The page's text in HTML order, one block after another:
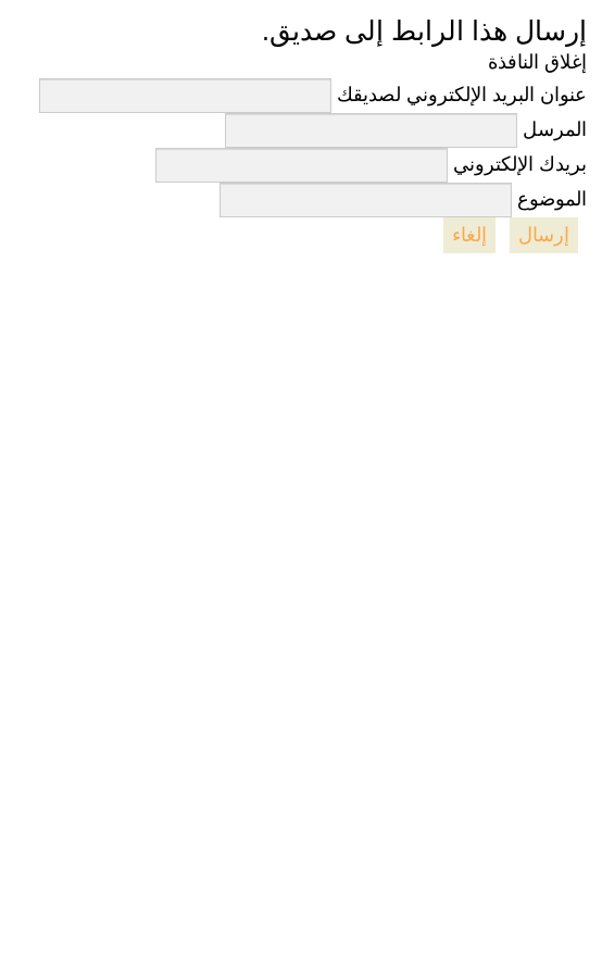
إرسال هذا الرابط إلى صديق.
إغلاق النافذة
عنوان البريد الإلكتروني لصديقك
المرسل
بريدك الإلكتروني
الموضوع
إرسال
إلغاء